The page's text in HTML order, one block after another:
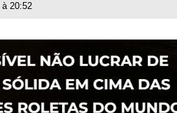
20:52